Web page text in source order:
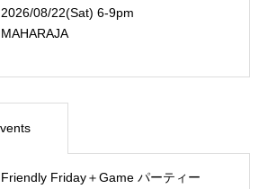
2026/08/22(Sat) 6-9pm
MAHARAJA
Friendly Friday＋Game パーティー